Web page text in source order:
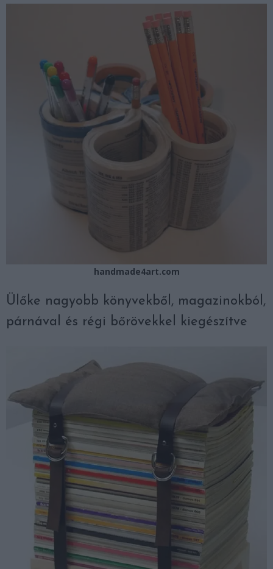
handmade4art.com
Ülőke nagyobb könyvekből, magazinokból,
párnával és régi bőrövekkel kiegészítve